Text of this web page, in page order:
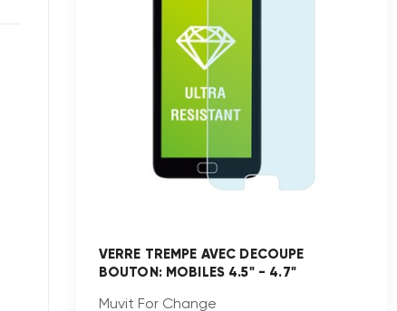
VERRE TREMPE AVEC DECOUPE
BOUTON: MOBILES 4.5" - 4.7"
Muvit For Change